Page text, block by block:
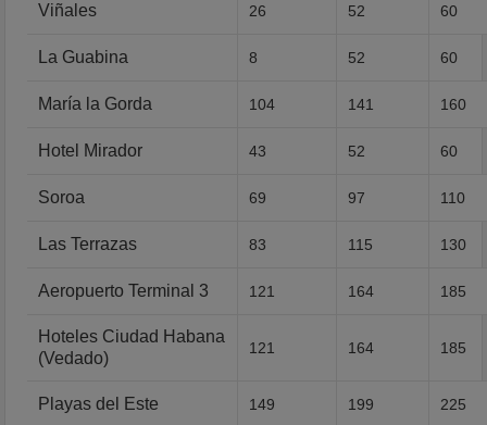
Viñales 26 52 60
La Guabina 8 52 60
María la Gorda 104 141 160
Hotel Mirador 43 52 60
Soroa 69 97 110
Las Terrazas 83 115 130
Aeropuerto Terminal 3 121 164 185
Hoteles Ciudad Habana
(Vedado)
121 164 185
Playas del Este 149 199 225